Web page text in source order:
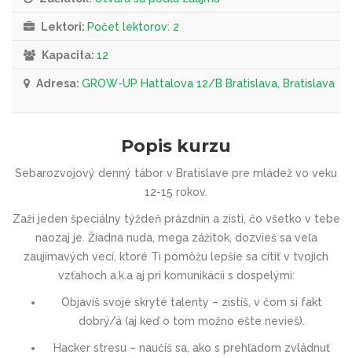
Lektori: Počet lektorov: 2
Kapacita: 12
Adresa: GROW-UP Hattalova 12/B Bratislava, Bratislava
Popis kurzu
Sebarozvojový denný tábor v Bratislave pre mládež vo veku
12-15 rokov.
Zaži jeden špeciálny týždeň prázdnin a zisti, čo všetko v tebe
naozaj je. Žiadna nuda, mega zážitok, dozvieš sa veľa
zaujímavých vecí, ktoré Ti pomôžu lepšie sa cítiť v tvojich
vzťahoch a.k.a aj pri komunikácii s dospelými:
Objavíš svoje skryté talenty – zistíš, v čom si fakt
dobrý/á (aj keď o tom možno ešte nevieš).
Hacker stresu – naučíš sa, ako s prehľadom zvládnuť